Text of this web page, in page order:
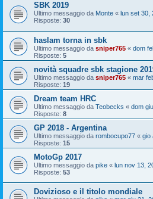
SBK 2019
Ultimo messaggio da Monte « lun set 30,
Risposte: 30
haslam torna in sbk
Ultimo messaggio da sniper765 « dom
Risposte: 5
novità squadre sbk stagione
Ultimo messaggio da sniper765 « mar
Risposte: 19
Dream team HRC
Ultimo messaggio da Teobecks « dom
Risposte: 8
GP 2018 - Argentina
Ultimo messaggio da rombocupo77 « gio
Risposte: 15
MotoGp 2017
Ultimo messaggio da pike « lun nov 13,
Risposte: 53
Dovizioso e il titolo mondiale